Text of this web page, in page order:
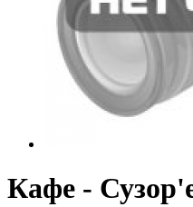
Кафе -